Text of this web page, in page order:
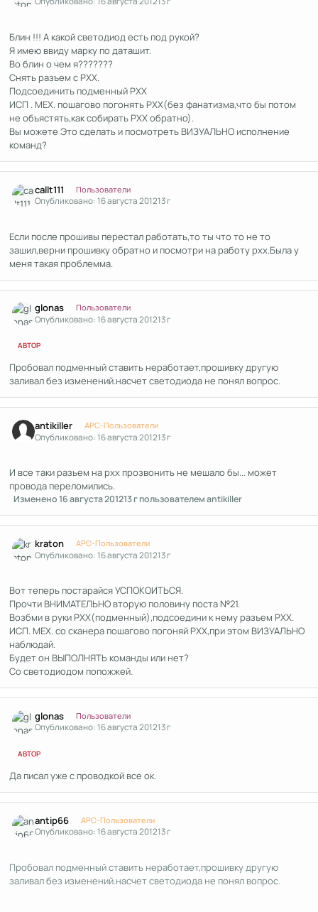
Блин !!! А какой светодиод есть под рукой?
Я имею ввиду марку по даташит.
Во блин о чем я???????
Снять разъем с РХХ.
Подсоединить подменный РХХ
ИСП . МЕХ. пошагово погонять РХХ(без фанатизма,что бы потом
не объястять,как собирать РХХ обратно).
Вы можете Это сделать и посмотреть ВИЗУАЛЬНО исполнение
команд?
callt111 Пользователи
Опубликовано:16 августа 201213 г
Если после прошивы перестал работать,то ты что то не то
зашил,верни прошивку обратно и посмотри на работу рхх.Была у
меня такая проблемма.
glonas Пользователи
Опубликовано:16 августа 201213 г
АВТОР
Пробовал подменный ставить неработает,прошивку другую
заливал без изменений.насчет светодиода не понял вопрос.
antikiller APC-Пользователи
Опубликовано:16 августа 201213 г
И все таки разьем на рхх прозвонить не мешало бы... может
провода переломились.
Изменено16 августа 201213 гпользователем antikiller
kraton APC-Пользователи
Опубликовано:16 августа 201213 г
Вот теперь постарайся УСПОКОИТЬСЯ.
Прочти ВНИМАТЕЛЬНО вторую половину поста №21.
Возбми в руки РХХ(подменный),подсоедини к нему разъем РХХ.
ИСП. МЕХ. со сканера пошагово погоняй РХХ,при этом ВИЗУАЛЬНО
наблюдай.
Будет он ВЫПОЛНЯТЬ команды или нет?
Со светодиодом попожжей.
glonas Пользователи
Опубликовано:16 августа 201213 г
АВТОР
Да писал уже с проводкой все ок.
antip66 APC-Пользователи
Опубликовано:16 августа 201213 г
Пробовал подменный ставить неработает,прошивку другую
заливал без изменений.насчет светодиода не понял вопрос.